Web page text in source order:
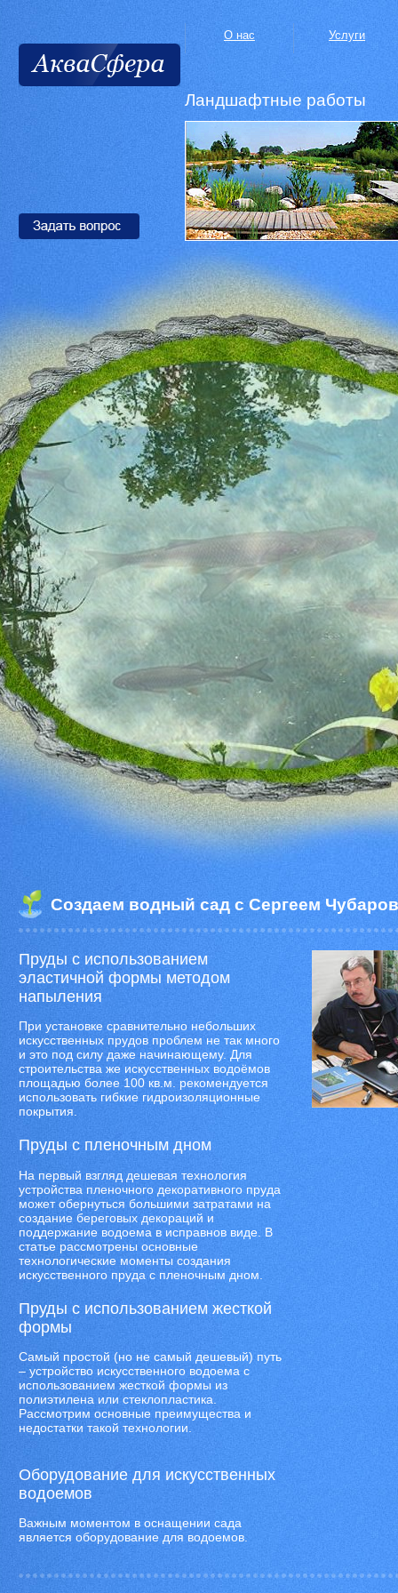
О нас Услуги
Ландшафтные работы
Создаем водный сад с Сергеем
Пруды с использованием
эластичной формы методом
напыления
При установке сравнительно небольших
искусственных прудов проблем не так много
и это под силу даже начинающему. Для
строительства же искусственных водоёмов
площадью более 100 кв.м. рекомендуется
использовать гибкие гидроизоляционные
покрытия.
Пруды с пленочным дном
На первый взгляд дешевая технология
устройства пленочного декоративного пруда
может обернуться большими затратами на
создание береговых декораций и
поддержание водоема в исправнов виде. В
статье рассмотрены основные
технологические моменты создания
искусственного пруда с пленочным дном.
Пруды с использованием жесткой
формы
Самый простой (но не самый дешевый) путь
– устройство искусственного водоема с
использованием жесткой формы из
полиэтилена или стеклопластика.
Рассмотрим основные преимущества и
недостатки такой технологии.
Оборудование для искусственных
водоемов
Важным моментом в оснащении сада
является оборудование для водоемов.